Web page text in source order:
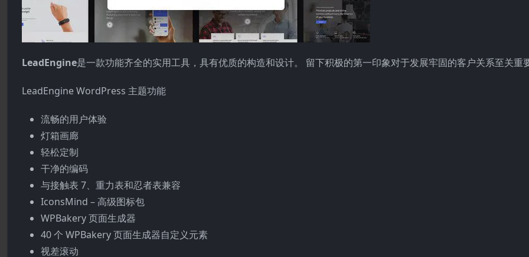
LeadEngine是一款功能齐全的实用工具，具有优质的构造和设计。 留下积极的第一印象对于发展牢固的客户关系至关重
LeadEngine WordPress 主题功能
流畅的用户体验
灯箱画廊
轻松定制
干净的编码
与接触表 7、重力表和忍者表兼容
IconsMind – 高级图标包
WPBakery 页面生成器
40 个 WPBakery 页面生成器自定义元素
视差滚动